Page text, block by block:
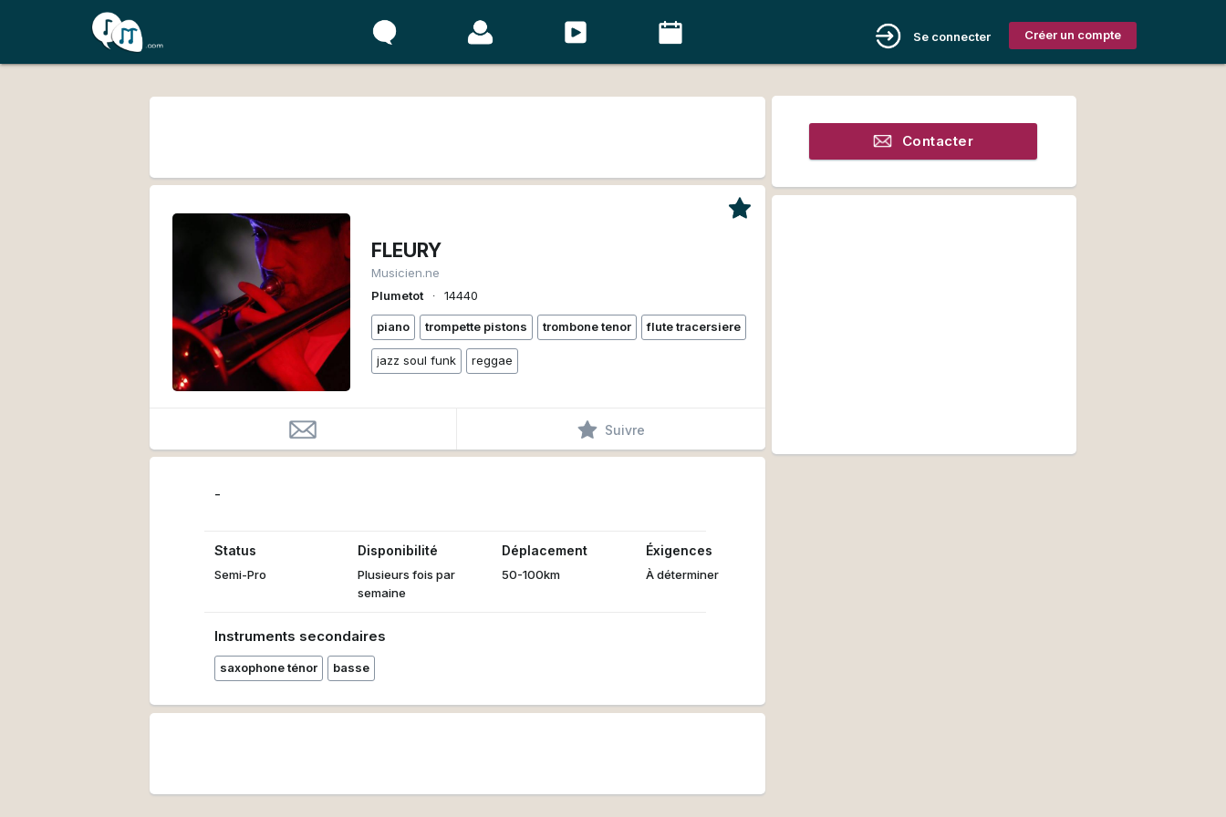
Créer un compte
Se connecter
FLEURY
Musicien.ne
Plumetot
∙ 14440
piano trompette pistons trombone tenor flute tracersiere
jazz soul funk reggae
Suivre
-
Status
Semi-Pro
Disponibilité
Plusieurs fois par
semaine
Déplacement
50-100km
Éxigences
À déterminer
Instruments secondaires
saxophone ténor basse
Contacter